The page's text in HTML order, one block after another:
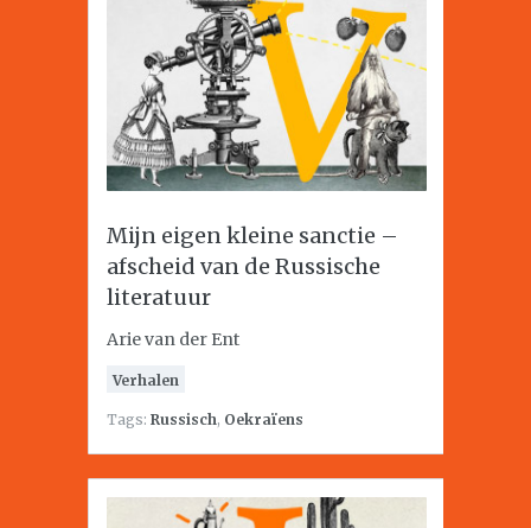
Mijn eigen kleine sanctie –
afscheid van de Russische
literatuur
Arie van der Ent
Verhalen
Tags: Russisch, Oekraïens